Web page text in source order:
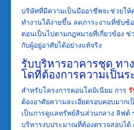
บริษัทที่มีความเป็นมืออาชีพจะช่วยใ
ทำงานได้ง่ายขึ้น ลดภาระงานที่ซับซ้
ตอนเป็นไปตามกฎหมายที่เกี่ยวข้อง ช่
กับผู้อยู่อาศัยได้อย่างแท้จริง
รับบริหารอาคารชุด ทา
โดที่ต้องการความเป็นร
สำหรับโครงการคอนโดมิเนียม การ
ต้องอาศัยความละเอียดรอบคอบมากเ
เป็นการดูแลทรัพย์สินส่วนกลาง ลิฟต์
บริหารงบประมาณที่ต้องตรวจสอบได้